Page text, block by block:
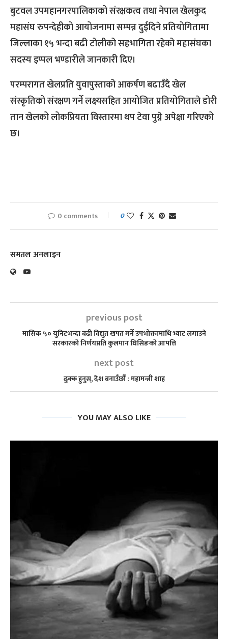
बुटवल उपमहानगरपालिकाको संरक्षकत्व तथा नेपाल खेलकुद
महासंघ रुपन्देहीको आयोजनामा सम्पन्न दुईदिने प्रतियोगितामा
जिल्लाका १५ भन्दा बढी टोलीको सहभागिता रहेको महासंघका
सदस्य इप्पल भण्डारीले जानकारी दिए।
परम्परागत खेलप्रति युवापुस्ताको आकर्षण बढाउँदै खेल
संस्कृतिको संरक्षण गर्ने लक्ष्यसहित आयोजित प्रतियोगिताले डोरी
तान खेलको लोकप्रियता विस्तारमा थप टेवा पुग्ने अपेक्षा गरिएको
छ।
0 comments 0
समतल अनलाइन
previous post
मासिक ५० युनिटभन्दा बढी विद्युत खपत गर्ने उपभोक्तामाथि भ्याट लगाउने
सरकारको निर्णयप्रति कुलमान घिसिङको आपत्ति
next post
ढुक्क हुनुस्, देश बनाउँछौँ : महामन्त्री शाह
YOU MAY ALSO LIKE